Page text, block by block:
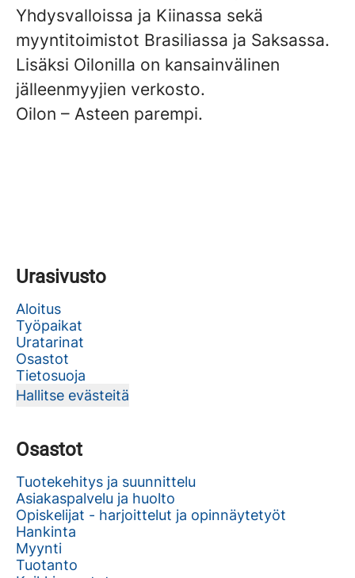
Yhdysvalloissa ja Kiinassa sekä
myyntitoimistot Brasiliassa ja Saksassa.
Lisäksi Oilonilla on kansainvälinen
jälleenmyyjien verkosto.
Oilon – Asteen parempi.
Urasivusto
Aloitus
Työpaikat
Uratarinat
Osastot
Tietosuoja
Hallitse evästeitä
Osastot
Tuotekehitys ja suunnittelu
Asiakaspalvelu ja huolto
Opiskelijat - harjoittelut ja opinnäytetyöt
Hankinta
Myynti
Tuotanto